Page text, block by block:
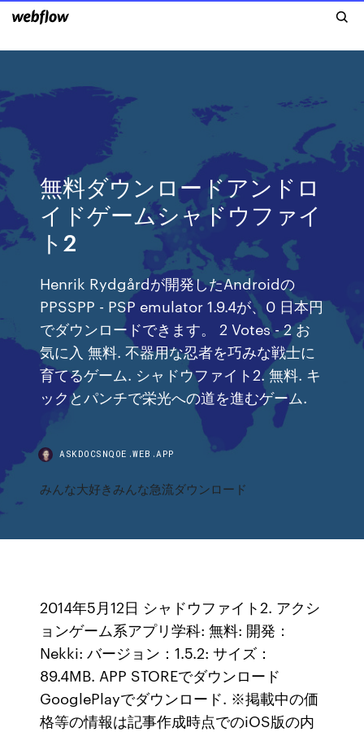
無料ダウンロードアンドロ
イドゲームシャドウファイ
ト2
Henrik Rydgårdが開発したAndroidの
PPSSPP - PSP emulator 1.9.4が、0 日本円
でダウンロードできます。 2 Votes - 2 お
気に入 無料. 不器用な忍者を巧みな戦士に
育てるゲーム. シャドウファイト2. 無料. キ
ックとパンチで栄光への道を進むゲーム.
ASKDOCSNQOE.WEB.APP
みんな大好きみんな急流ダウンロード
2014年5月12日 シャドウファイト2. アクシ
ョンゲーム系アプリ学科: 無料: 開発：
Nekki: バージョン：1.5.2: サイズ：
89.4MB. APP STOREでダウンロード
GooglePlayでダウンロード. ※掲載中の価
格等の情報は記事作成時点でのiOS版の内